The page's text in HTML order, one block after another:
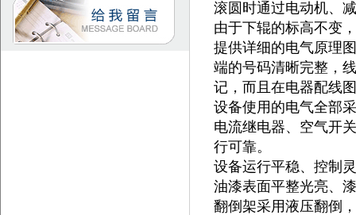
滚圆时通过电动机、
由于下辊的标高不变
提供详细的电气原理
端的号码清晰完整，
记，而且在电器配线
设备使用的电气全部
电流继电器、空气开
行可靠。
设备运行平稳、控制
油漆表面平整光亮、
翻倒架采用液压翻倒